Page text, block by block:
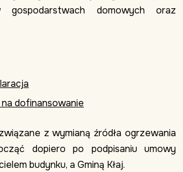
gospodarstwach domowych oraz
dofinansowanie
z wymianą źródła ogrzewania
dopiero po podpisaniu umowy
budynku, a Gminą Kłaj.